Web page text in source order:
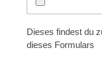
Dieses findest du
dieses Formulars